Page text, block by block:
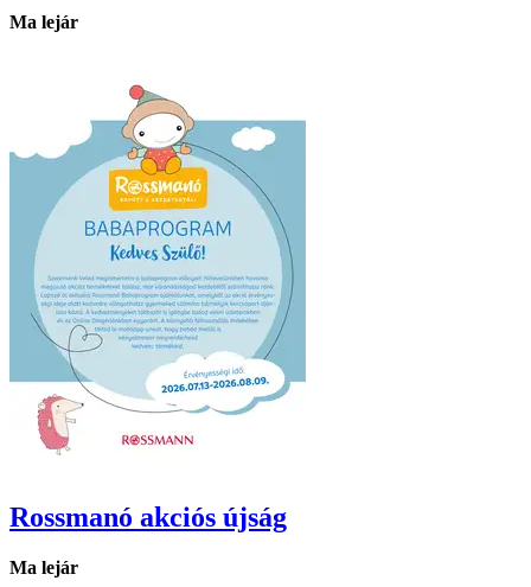
Ma lejár
Rossmanó akciós újság
Ma lejár